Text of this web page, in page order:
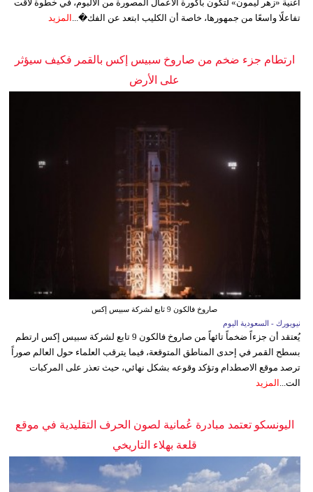
أغنية «زهر ليمون» لتكون باكورة الأعمال المصورة من الألبوم، في خطوة لاقت
تفاعلًا واسعًا من جمهورها، خاصة أن الكليب ابتعد عن الفك�...
المزيد
ارتطام جزء ضخم من صاروخ سبيس إكس بالقمر فكيف سيؤثر
على الأرض
صاروخ فالكون 9 تابع لشركة سبيس إكس
نيويورك - السعودية اليوم
يُعتقد أن جزءاً ضخماً تائهاً من صاروخ فالكون 9 تابع لشركة سبيس إكس ارتطم
بسطح القمر في إحدى المناطق المتوقعة، فيما يترقب العلماء حول العالم صوراً
ترصد موقع الاصطدام وتؤكد وقوعه بشكل نهائي، حيث تعذر على المركبات
الت... المزيد
اليونسكو تعتمد مبادرة عُمانية لصون الحرف التقليدية في موقع
قلعة بهلاء التاريخي